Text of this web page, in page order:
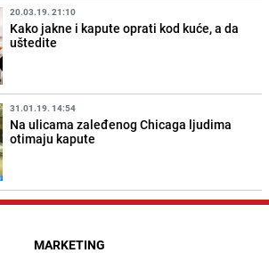
20.03.19. 21:10
Kako jakne i kapute oprati kod kuće, a da
uštedite
31.01.19. 14:54
Na ulicama zaleđenog Chicaga ljudima
otimaju kapute
MARKETING